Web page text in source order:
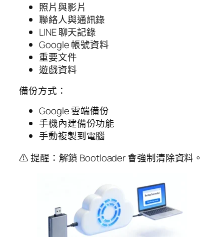
照片與影片
聯絡人與通訊錄
LINE 聊天記錄
Google 帳號資料
重要文件
遊戲資料
備份方式：
Google 雲端備份
手機內建備份功能
手動複製到電腦
⚠ 提醒：解鎖 Bootloader 會強制清除資料。